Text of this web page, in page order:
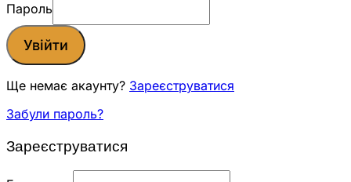
Пароль
Увійти
Ще немає акаунту? Зареєструватися
Забули пароль?
Зареєструватися